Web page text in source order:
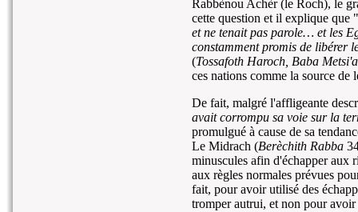
Rabbènou Achèr (le Roch), le
cette question et il explique que
et ne tenait pas parole… et les
constamment promis de libérer
(Tossafoth Haroch, Baba Metsi'a
ces nations comme la source de
De fait, malgré l'affligeante
avait corrompu sa voie sur la
promulgué à cause de sa
Le Midrach (Berèchith Rabba
minuscules afin d'échapper aux
aux règles normales prévues
fait, pour avoir utilisé des
tromper autrui, et non pour